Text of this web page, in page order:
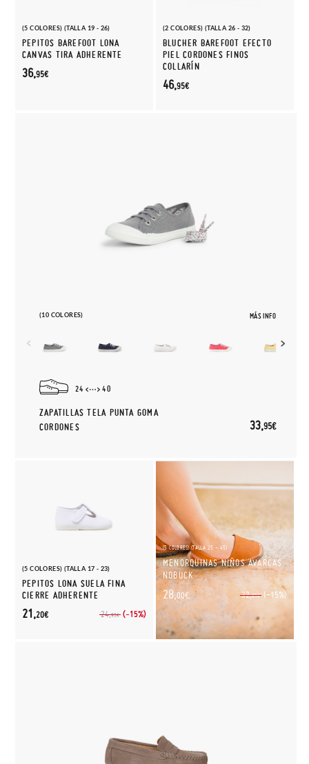
(5 COLORES) (TALLA 19 - 26)
PEPITOS BAREFOOT LONA
CANVAS TIRA ADHERENTE
36,95€
(2 COLORES) (TALLA 26 - 32)
BLUCHER BAREFOOT EFECTO
PIEL CORDONES FINOS
COLLARÍN
46,95€
(10 COLORES) MÁS INFO
24 40
ZAPATILLAS TELA PUNTA GOMA
CORDONES
33,95€
(5 COLORES) (TALLA 17 - 23)
PEPITOS LONA SUELA FINA
CIERRE ADHERENTE
24,95€ (-15%)
21,20€
(5 COLORES) (TALLA 25 - 45)
MENORQUINAS NIÑOS AVARCAS
NOBUCK
32,95€ (-15%)
28,00€